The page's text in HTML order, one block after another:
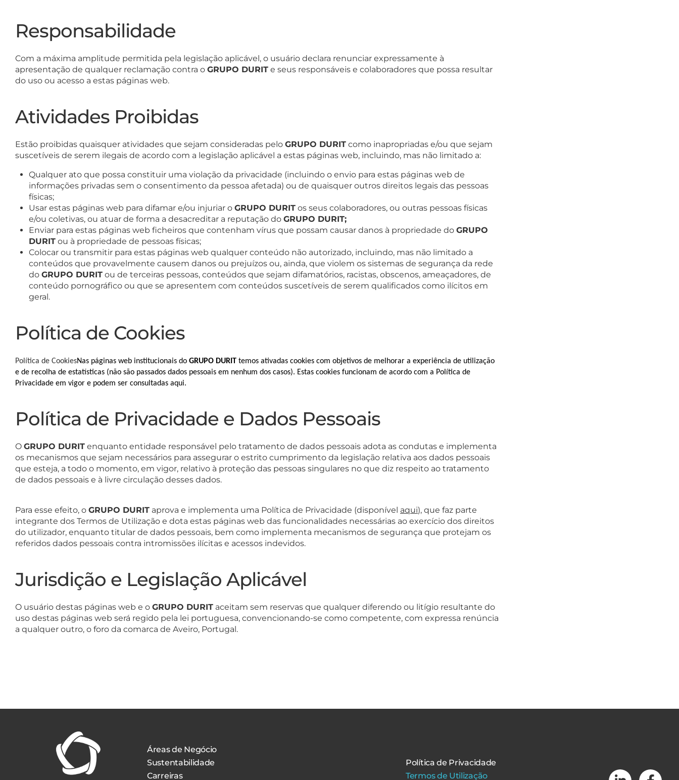
Responsabilidade
Com a máxima amplitude permitida pela legislação aplicável, o usuário declara renunciar expressamente à
apresentação de qualquer reclamação contra o GRUPO DURIT e seus responsáveis e colaboradores que possa resultar
do uso ou acesso a estas páginas web.
Atividades Proibidas
Estão proibidas quaisquer atividades que sejam consideradas pelo GRUPO DURIT como inapropriadas e/ou que sejam
suscetíveis de serem ilegais de acordo com a legislação aplicável a estas páginas web, incluindo, mas não limitado a:
Qualquer ato que possa constituir uma violação da privacidade (incluindo o envio para estas páginas web de
informações privadas sem o consentimento da pessoa afetada) ou de quaisquer outros direitos legais das pessoas
físicas;
Usar estas páginas web para difamar e/ou injuriar oGRUPO DURIT os seus colaboradores, ou outras pessoas físicas
e/ou coletivas, ou atuar de forma a desacreditar a reputação doGRUPO DURIT;
Enviar para estas páginas web ficheiros que contenham vírus que possam causar danos à propriedade doGRUPO
DURIT ou à propriedade de pessoas físicas;
Colocar ou transmitir para estas páginas web qualquer conteúdo não autorizado, incluindo, mas não limitado a
conteúdos que provavelmente causem danos ou prejuízos ou, ainda, que violem os sistemas de segurança da rede
doGRUPO DURIT ou de terceiras pessoas, conteúdos que sejam difamatórios, racistas, obscenos, ameaçadores, de
conteúdo pornográfico ou que se apresentem com conteúdos suscetíveis de serem qualificados como ilícitos em
geral.
Política de Cookies
Política de CookiesNas páginas web institucionais do GRUPO DURIT temos ativadas cookies com objetivos de melhorar a experiência de utilização
e de recolha de estatísticas (não são passados dados pessoais em nenhum dos casos). Estas cookies funcionam de acordo com a Política de
Privacidade em vigor e podem ser consultadas aqui.
Política de Privacidade e Dados Pessoais
O GRUPO DURIT enquanto entidade responsável pelo tratamento de dados pessoais adota as condutas e implementa
os mecanismos que sejam necessários para assegurar o estrito cumprimento da legislação relativa aos dados pessoais
que esteja, a todo o momento, em vigor, relativo à proteção das pessoas singulares no que diz respeito ao tratamento
de dados pessoais e à livre circulação desses dados.
Para esse efeito, o GRUPO DURIT aprova e implementa uma Política de Privacidade (disponível aqui), que faz parte
integrante dos Termos de Utilização e dota estas páginas web das funcionalidades necessárias ao exercício dos direitos
do utilizador, enquanto titular de dados pessoais, bem como implementa mecanismos de segurança que protejam os
referidos dados pessoais contra intromissões ilícitas e acessos indevidos.
Jurisdição e Legislação Aplicável
O usuário destas páginas web e o GRUPO DURIT aceitam sem reservas que qualquer diferendo ou litígio resultante do
uso destas páginas web será regido pela lei portuguesa, convencionando-se como competente, com expressa renúncia
a qualquer outro, o foro da comarca de Aveiro, Portugal.
Áreas de Negócio
Sustentabilidade
Carreiras
Política de Privacidade
Termos de Utilização